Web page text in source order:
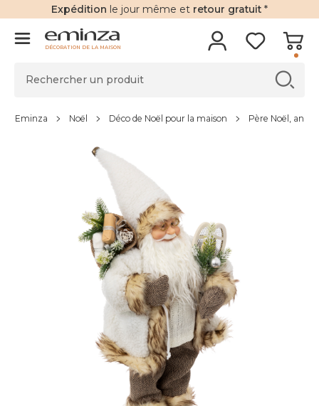
Expédition le jour même et retour gratuit *
DÉCORATION DE LA MAISON
Eminza Noël Déco de Noël pour la maison Père Noël,